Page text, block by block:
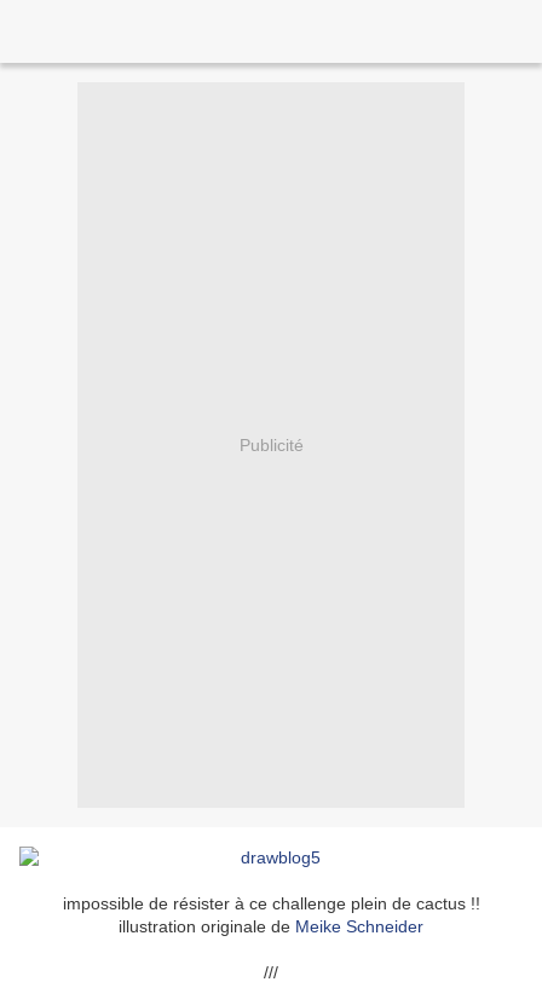
Publicité
impossible de résister à ce challenge plein de cactus !!
illustration originale de Meike Schneider
///